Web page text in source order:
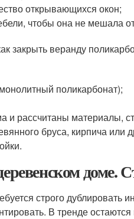
открывающихся окон;
чтобы она не мешала
закрыть веранду
поликарбонат);
и рассчитаны материалы,
бруса, кирпича или
доме.
строго
В тренде остаются